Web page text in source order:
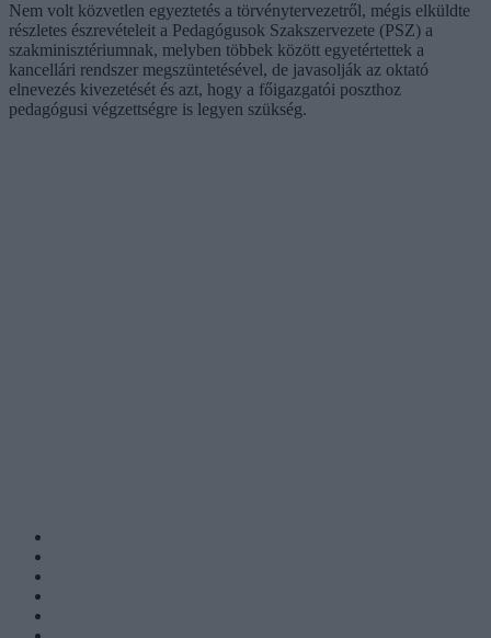
Nem volt közvetlen egyeztetés a törvénytervezetről, mégis elküldte
részletes észrevételeit a Pedagógusok Szakszervezete (PSZ) a
szakminisztériumnak, melyben többek között egyetértettek a
kancellári rendszer megszüntetésével, de javasolják az oktató
elnevezés kivezetését és azt, hogy a főigazgatói poszthoz
pedagógusi végzettségre is legyen szükség.